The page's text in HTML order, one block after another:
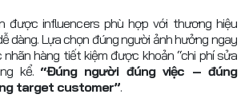
được influencers phù hợp với thương hiệu
dàng. Lựa chọn đúng người ảnh hưởng ngay
hàng tiết kiệm được khoản “chi phí sửa
kể. “Đúng người đúng việc – đúng
target customer”.